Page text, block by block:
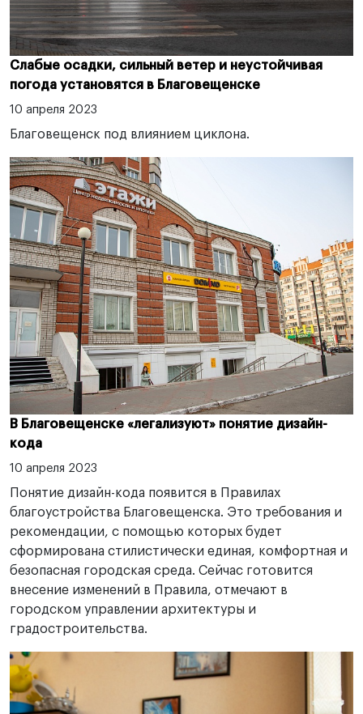
Слабые осадки, сильный ветер и неустойчивая
погода установятся в Благовещенске
10 апреля 2023
Благовещенск под влиянием циклона.
В Благовещенске «легализуют» понятие дизайн-
кода
10 апреля 2023
Понятие дизайн-кода появится в Правилах
благоустройства Благовещенска. Это требования и
рекомендации, с помощью которых будет
сформирована стилистически единая, комфортная и
безопасная городская среда. Сейчас готовится
внесение изменений в Правила, отмечают в
городском управлении архитектуры и
градостроительства.